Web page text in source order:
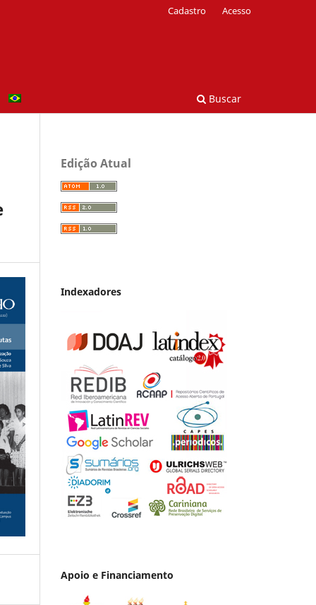
Buscar
Cadastro Acesso
Edição Atual
Indexadores
Apoio e Financiamento